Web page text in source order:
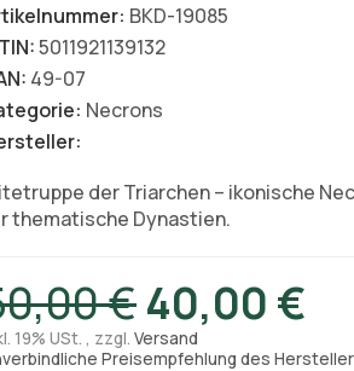
BKD-19085
5011921139132
49-07
Necrons
der Triarchen – ikonische
thematische Dynastien.
€40,00 €
19% USt. , zzgl. Versand
Preisempfehlung des